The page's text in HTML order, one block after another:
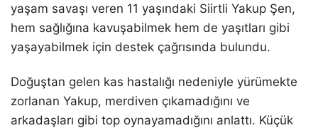
Youtube
yaşam savaşı veren 11 yaşındaki Siirtli Yakup Şen,
hem sağlığına kavuşabilmek hem de yaşıtları gibi
yaşayabilmek için destek çağrısında bulundu.
Doğuştan gelen kas hastalığı nedeniyle yürümekte
zorlanan Yakup, merdiven çıkamadığını ve
arkadaşları gibi top oynayamadığını anlattı. Küçük